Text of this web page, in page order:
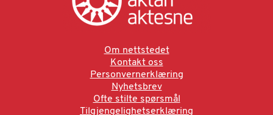
Om nettstedet
Kontakt oss
Personvernerklæring
Nyhetsbrev
Ofte stilte spørsmål
Tilgjengelighetserklæring